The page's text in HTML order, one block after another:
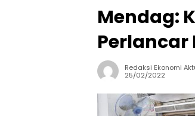
Mendag:
Perlancar
Redaksi Ekonomi
25/02/2022